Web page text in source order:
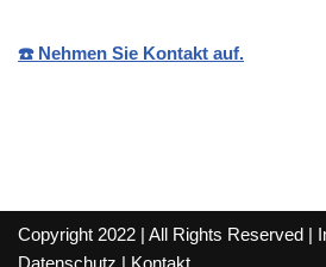
☎️ Nehmen Sie Kontakt auf.
Copyright 2022 | All Rights Reserved |